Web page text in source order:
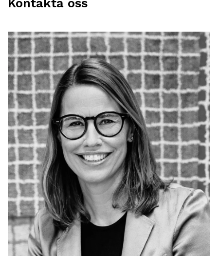
Kontakta oss